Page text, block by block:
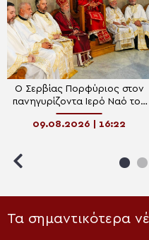
Ο Σερβίας Πορφύριος στον
πανηγυρίζοντα Ιερό Ναό του
Αγίου Μεγαλομάρτυρα
Παντελεήμονα στο Μίριεβο
09.08.2026 | 16:22
Τα σημαντικότερα